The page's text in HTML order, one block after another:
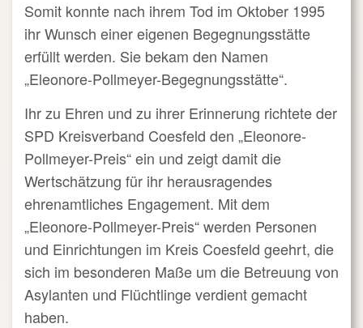
Somit konnte nach ihrem Tod im Oktober 1995
ihr Wunsch einer eigenen Begegnungsstätte
erfüllt werden. Sie bekam den Namen
„Eleonore-Pollmeyer-Begegnungsstätte“.
Ihr zu Ehren und zu ihrer Erinnerung richtete der
SPD Kreisverband Coesfeld den „Eleonore-
Pollmeyer-Preis“ ein und zeigt damit die
Wertschätzung für ihr herausragendes
ehrenamtliches Engagement. Mit dem
„Eleonore-Pollmeyer-Preis“ werden Personen
und Einrichtungen im Kreis Coesfeld geehrt, die
sich im besonderen Maße um die Betreuung von
Asylanten und Flüchtlinge verdient gemacht
haben.